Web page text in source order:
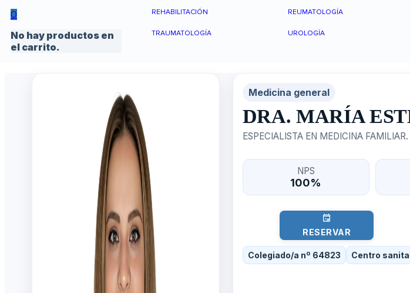
REHABILITACIÓN REUMATOLOGÍA
TRAUMATOLOGÍA UROLOGÍA
0
No hay productos en
el carrito.
Medicina general
DRA. MARÍA
ESPECIALISTA EN MEDICINA
NPS
100%
RESERVAR
Colegiado/a nº 64823 Centro